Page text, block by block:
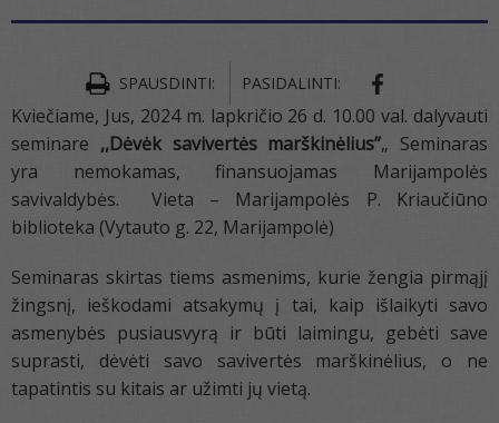
SPAUSDINTI: PASIDALINTI:
Kviečiame, Jus, 2024 m. lapkričio 26 d. 10.00 val. dalyvauti
seminare ,,Dėvėk savivertės marškinėlius”„ Seminaras
yra nemokamas, finansuojamas Marijampolės
savivaldybės. Vieta – Marijampolės P. Kriaučiūno
biblioteka (Vytauto g. 22, Marijampolė)
Seminaras skirtas tiems asmenims, kurie žengia pirmąjį
žingsnį, ieškodami atsakymų į tai, kaip išlaikyti savo
asmenybės pusiausvyrą ir būti laimingu, gebėti save
suprasti, dėvėti savo savivertės marškinėlius, o ne
tapatintis su kitais ar užimti jų vietą.